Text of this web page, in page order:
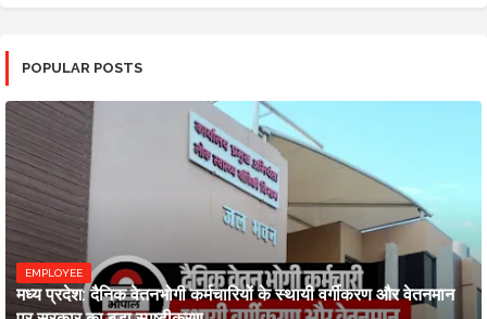
POPULAR POSTS
EMPLOYEE
मध्य प्रदेश: दैनिक वेतनभोगी कर्मचारियों के स्थायी वर्गीकरण और वेतनमान